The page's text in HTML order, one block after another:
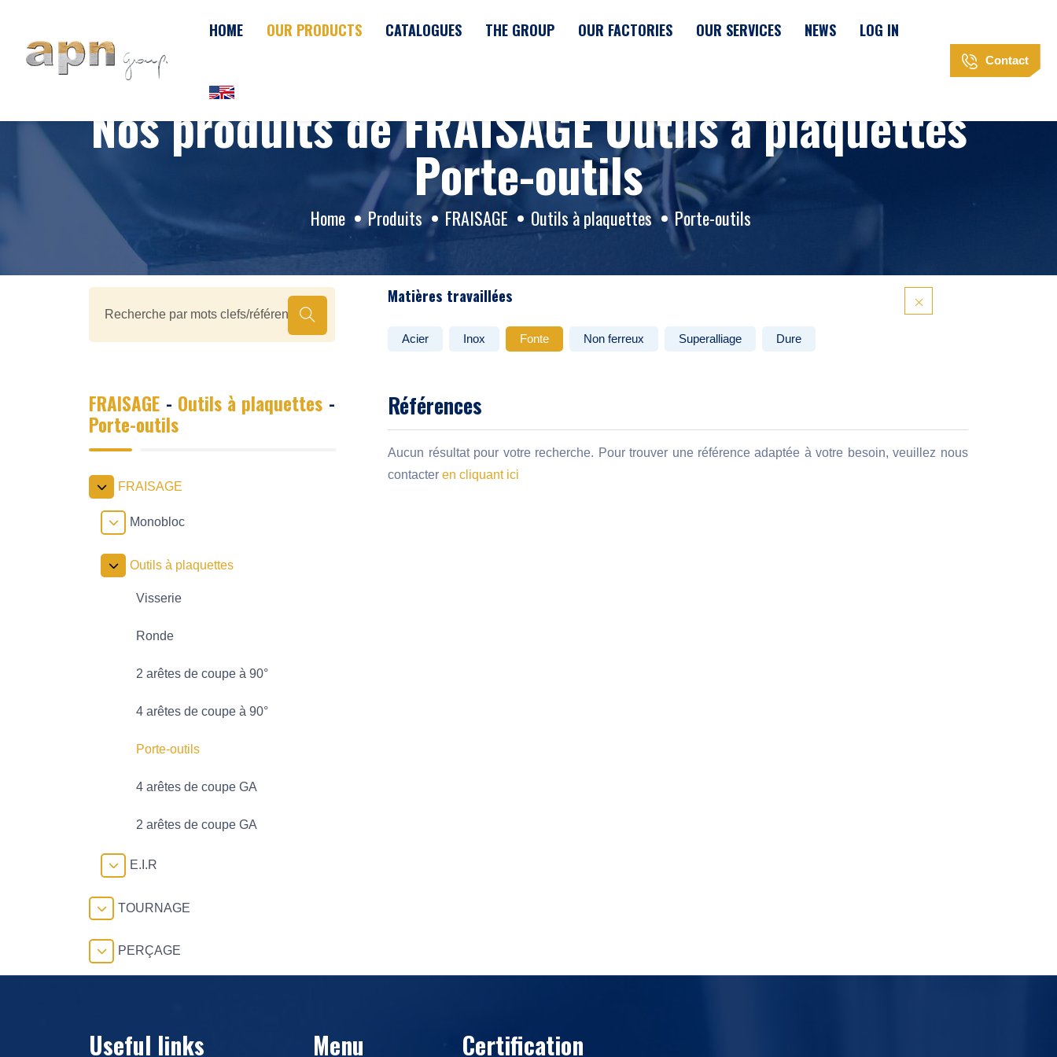
HOME OUR PRODUCTS CATALOGUES THE GROUP OUR FACTORIES OUR SERVICES NEWS LOG IN
Contact
Nos produits de FRAISAGE Outils à plaquettes
Porte-outils
Home Produits FRAISAGE Outils à plaquettes Porte-outils
FRAISAGE - Outils à plaquettes -
Porte-outils
FRAISAGE
Monobloc
Outils à plaquettes
Visserie
Ronde
2 arêtes de coupe à 90°
4 arêtes de coupe à 90°
Porte-outils
4 arêtes de coupe GA
2 arêtes de coupe GA
E.I.R
TOURNAGE
PERÇAGE
Matières travaillées
Acier Inox Fonte Non ferreux Superalliage Dure
Références
Aucun résultat pour votre recherche. Pour trouver une référence adaptée à votre besoin, veuillez nous
contacteren cliquant ici
Useful links Menu Certification